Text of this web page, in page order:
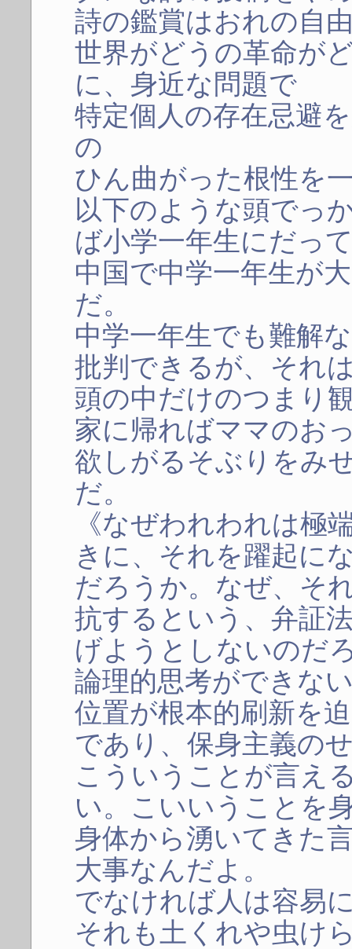
詩の鑑賞はおれの自
世界がどうの革命が
に、身近な問題で
特定個人の存在忌避
の
ひん曲がった根性を
以下のような頭でっ
ば小学一年生にだっ
中国で中学一年生が
だ。
中学一年生でも難解
批判できるが、それ
頭の中だけのつまり
家に帰ればママのお
欲しがるそぶりをみ
だ。
《なぜわれわれは極
きに、それを躍起に
だろうか。なぜ、そ
抗するという、弁証
げようとしないのだ
論理的思考ができな
位置が根本的刷新を
であり、保身主義の
こういうことが言え
い。こいいうことを
身体から湧いてきた
大事なんだよ。
でなければ人は容易
それも土くれや虫け